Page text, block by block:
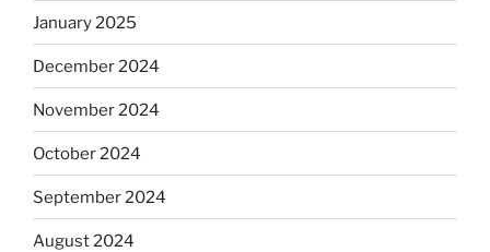
January 2025
December 2024
November 2024
October 2024
September 2024
August 2024